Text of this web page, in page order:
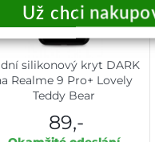
silikonový kryt DARK
Realme 9 Pro+ Lovely
Teddy Bear
89,-